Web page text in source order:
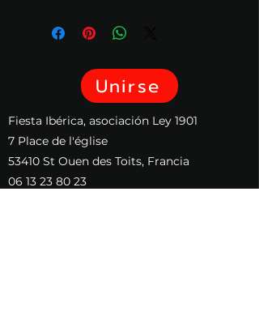
Unirse
​Fiesta Ibérica, asociación Ley 1901
7 Place de l'église
53410 St Ouen des Toits, Francia
06 13 23 80 23